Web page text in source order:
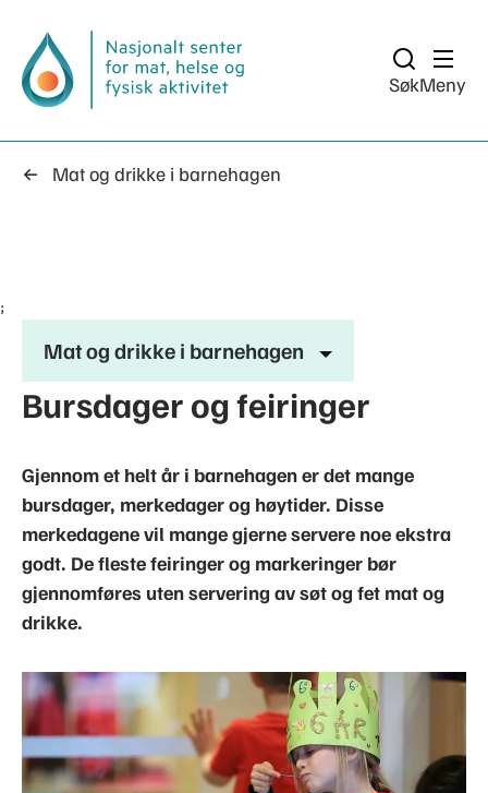
SøkMeny
Mat og drikke i barnehagen
;
Mat og drikke i barnehagen
Bursdager og feiringer
Gjennom et helt år i barnehagen er det mange
bursdager, merkedager og høytider. Disse
merkedagene vil mange gjerne servere noe ekstra
godt. De fleste feiringer og markeringer bør
gjennomføres uten servering av søt og fet mat og
drikke.